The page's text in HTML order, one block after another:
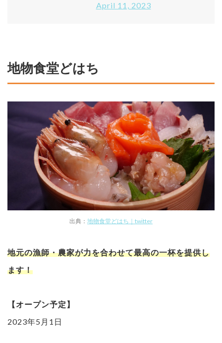
April 11, 2023
地物食堂どはち
出典： 地物食堂どはち｜twitter
地元の漁師・農家が力を合わせて最高の一杯を提供し
ます！
【オープン予定】
2023年5月1日